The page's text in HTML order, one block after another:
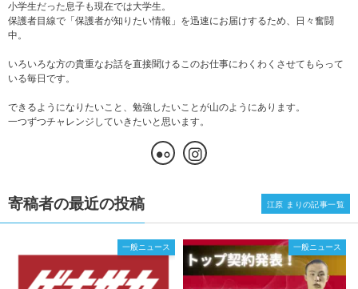
小学生だった息子も現在では大学生。
保護者目線で「保護者が知りたい情報」を迅速にお届けするため、日々奮闘
中。
いろいろな方の貴重なお話を直接聞けるこのお仕事にわくわくさせてもらって
いる毎日です。
できるようになりたいこと、勉強したいことが山のようにあります。
一つずつチャレンジしていきたいと思います。
寄稿者の最近の投稿
一般ニュース 一般ニュース
江原 まりの記事一覧